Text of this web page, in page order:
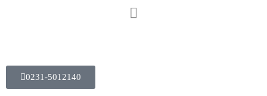
0231-5012140